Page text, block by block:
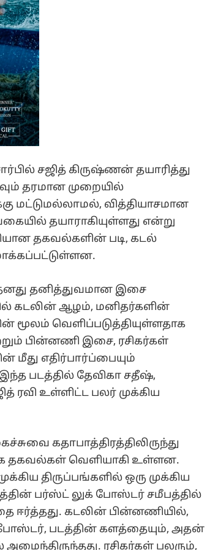
சஜித் கிருஷ்ணன் தயாரித்து
தரமான முறையில்
மட்டுமல்லாமல், வித்தியாசமான
தயாராகியுள்ளது என்று
தகவல்களின் படி, கடல்
தனித்துவமான இசை
கடலின் ஆழம், மனிதர்களின்
வெளிப்படுத்தியுள்ளதாக
பின்னணி இசை, ரசிகர்கள்
மீது எதிர்பார்ப்பையும்
படத்தில் தேவிகா சதீஷ்,
ரவி உள்ளிட்ட பலர் முக்கிய
கதாபாத்திரத்திலிருந்து
தகவல்கள் வெளியாகி உள்ளன.
திருப்பங்களில் ஒரு முக்கிய
பர்ஸ்ட் லுக் போஸ்டர் சமீபத்தில்
ஈர்த்தது. கடலின் பின்னணியில்,
படத்தின் களத்தையும், அதன்
ரசிகர்கள் பலரும்,